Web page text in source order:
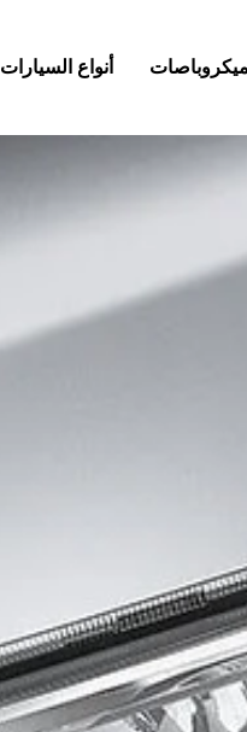
أنواع السيارات